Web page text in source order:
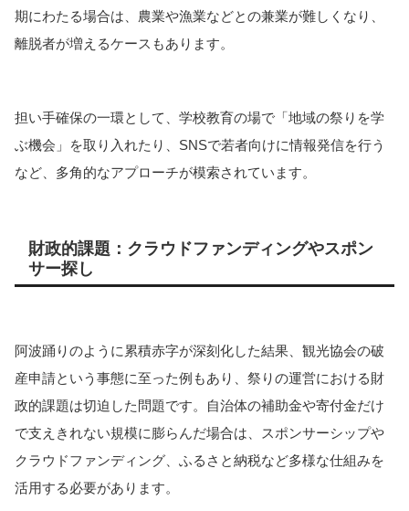
期にわたる場合は、農業や漁業などとの兼業が難しくなり、
離脱者が増えるケースもあります。
担い手確保の一環として、学校教育の場で「地域の祭りを学
ぶ機会」を取り入れたり、SNSで若者向けに情報発信を行う
など、多角的なアプローチが模索されています。
財政的課題：クラウドファンディングやスポン
サー探し
阿波踊りのように累積赤字が深刻化した結果、観光協会の破
産申請という事態に至った例もあり、祭りの運営における財
政的課題は切迫した問題です。自治体の補助金や寄付金だけ
で支えきれない規模に膨らんだ場合は、スポンサーシップや
クラウドファンディング、ふるさと納税など多様な仕組みを
活用する必要があります。